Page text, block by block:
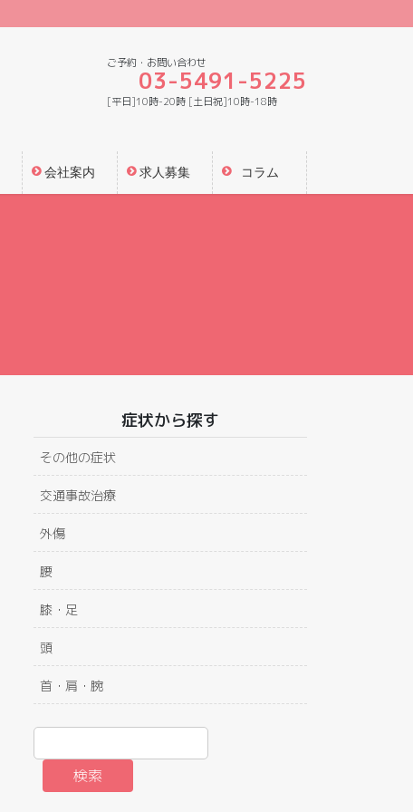
ご予約・お問い合わせ
03-5491-5225
[平日]10時-20時 [土日祝]10時-18時
会社案内 求人募集 コラム
症状から探す
その他の症状
交通事故治療
外傷
腰
膝・足
頭
首・肩・腕
検索